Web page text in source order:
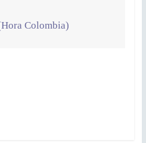
Colombia)